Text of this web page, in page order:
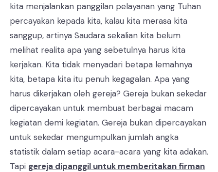
kita menjalankan panggilan pelayanan yang Tuhan
percayakan kepada kita, kalau kita merasa kita
sanggup, artinya Saudara sekalian kita belum
melihat realita apa yang sebetulnya harus kita
kerjakan. Kita tidak menyadari betapa lemahnya
kita, betapa kita itu penuh kegagalan. Apa yang
harus dikerjakan oleh gereja? Gereja bukan sekedar
dipercayakan untuk membuat berbagai macam
kegiatan demi kegiatan. Gereja bukan dipercayakan
untuk sekedar mengumpulkan jumlah angka
statistik dalam setiap acara-acara yang kita adakan.
Tapi gereja dipanggil untuk memberitakan firman